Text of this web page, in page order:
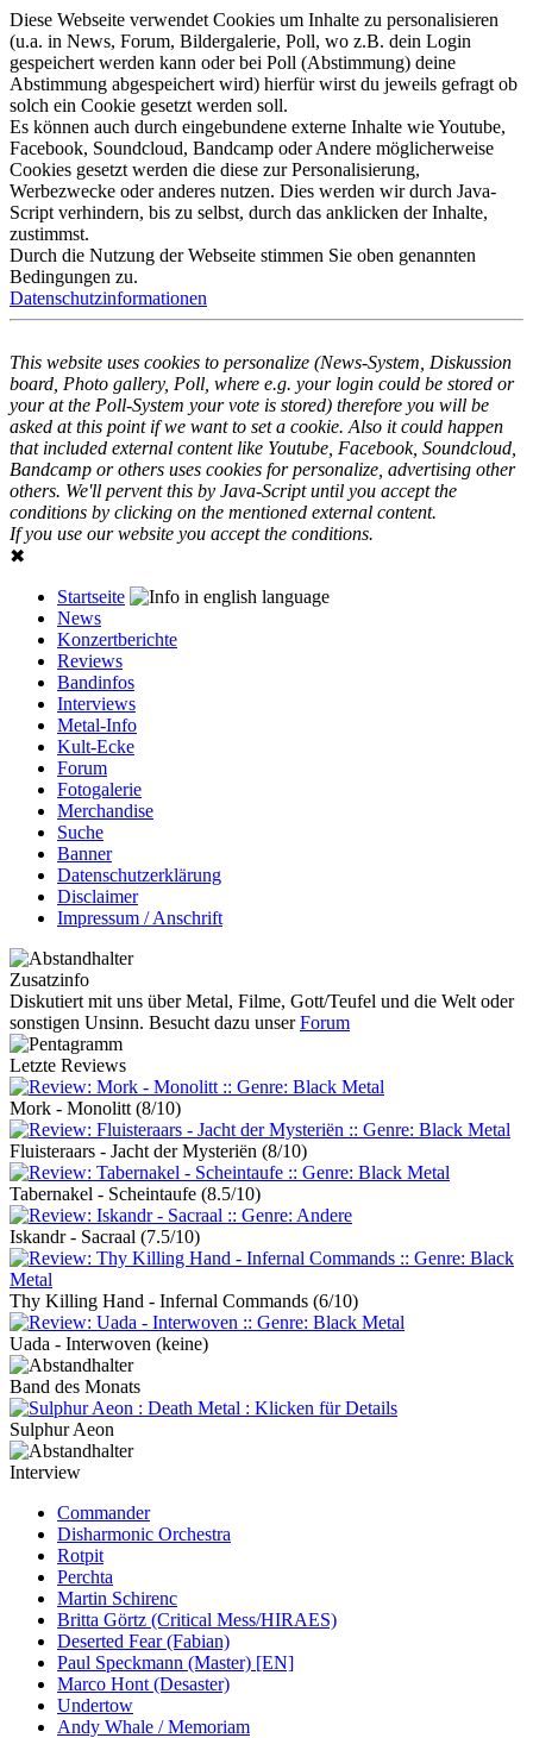
Diese Webseite verwendet Cookies um Inhalte zu personalisieren
(u.a. in News, Forum, Bildergalerie, Poll, wo z.B. dein Login
gespeichert werden kann oder bei Poll (Abstimmung) deine
Abstimmung abgespeichert wird) hierfür wirst du jeweils gefragt ob
solch ein Cookie gesetzt werden soll.
Es können auch durch eingebundene externe Inhalte wie Youtube,
Facebook, Soundcloud, Bandcamp oder Andere möglicherweise
Cookies gesetzt werden die diese zur Personalisierung,
Werbezwecke oder anderes nutzen. Dies werden wir durch Java-
Script verhindern, bis zu selbst, durch das anklicken der Inhalte,
zustimmst.
Durch die Nutzung der Webseite stimmen Sie oben genannten
Bedingungen zu.
Datenschutzinformationen
This website uses cookies to personalize (News-System, Diskussion
board, Photo gallery, Poll, where e.g. your login could be stored or
your at the Poll-System your vote is stored) therefore you will be
asked at this point if we want to set a cookie. Also it could happen
that included external content like Youtube, Facebook, Soundcloud,
Bandcamp or others uses cookies for personalize, advertising other
others. We'll pervent this by Java-Script until you accept the
conditions by clicking on the mentioned external content.
If you use our website you accept the conditions.
✖
Startseite
News
Konzertberichte
Reviews
Bandinfos
Interviews
Metal-Info
Kult-Ecke
Forum
Fotogalerie
Merchandise
Suche
Banner
Datenschutzerklärung
Disclaimer
Impressum / Anschrift
Zusatzinfo
Diskutiert mit uns über Metal, Filme, Gott/Teufel und die Welt oder
sonstigen Unsinn. Besucht dazu unserForum
Letzte Reviews
Mork - Monolitt (8/10)
Fluisteraars - Jacht der Mysteriën (8/10)
Tabernakel - Scheintaufe (8.5/10)
Iskandr - Sacraal (7.5/10)
Thy Killing Hand - Infernal Commands (6/10)
Uada - Interwoven (keine)
Band des Monats
Sulphur Aeon
Interview
Commander
Disharmonic Orchestra
Rotpit
Perchta
Martin Schirenc
Britta Görtz (Critical Mess/HIRAES)
Deserted Fear (Fabian)
Paul Speckmann (Master) [EN]
Marco Hont (Desaster)
Undertow
Andy Whale / Memoriam